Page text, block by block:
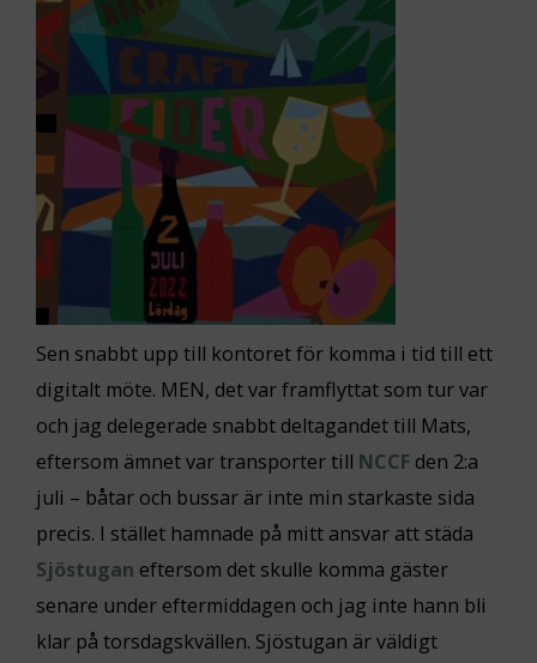
Sen snabbt upp till kontoret för komma i tid till ett
digitalt möte. MEN, det var framflyttat som tur var
och jag delegerade snabbt deltagandet till Mats,
eftersom ämnet var transporter till NCCF den 2:a
juli – båtar och bussar är inte min starkaste sida
precis. I stället hamnade på mitt ansvar att städa
Sjöstugan eftersom det skulle komma gäster
senare under eftermiddagen och jag inte hann bli
klar på torsdagskvällen. Sjöstugan är väldigt